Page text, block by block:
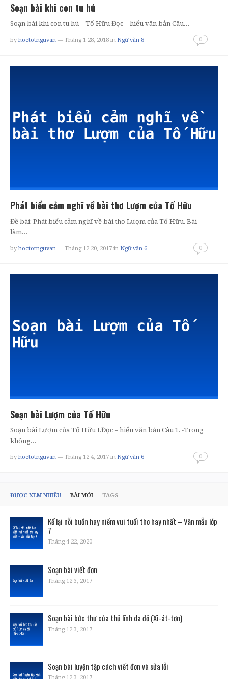
Soạn bài khi con tu hú
Soạn bài khi con tu hú – Tố Hữu Đọc – hiểu văn bản Câu…
by hoctotnguvan — Tháng 1 28, 2018 in Ngữ văn 8 0
Phát biểu cảm nghĩ về bài thơ Lượm của Tố Hữu
Đề bài: Phát biểu cảm nghĩ về bài thơ Lượm của Tố Hữu. Bài
làm…
by hoctotnguvan — Tháng 12 20, 2017 in Ngữ văn 6 0
Soạn bài Lượm của Tố Hữu
Soạn bài Lượm của Tố Hữu I.Đọc – hiểu văn bản Câu 1. -Trong
không…
by hoctotnguvan — Tháng 12 4, 2017 in Ngữ văn 6 0
ĐƯỢC XEM NHIỀU BÀI MỚI TAGS
Kể lại nỗi buồn hay niềm vui tuổi thơ hay nhất – Văn mẫu lớp
7
Tháng 4 22, 2020
Soạn bài viết đơn
Tháng 12 3, 2017
Soạn bài bức thư của thủ lĩnh da đỏ (Xi-át-tơn)
Tháng 12 3, 2017
Soạn bài luyện tập cách viết đơn và sửa lỗi
Tháng 12 3, 2017